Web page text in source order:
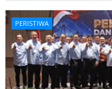
PERISTIWA